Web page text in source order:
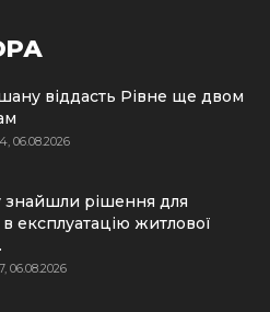
віддасть Рівне ще двом
06.08.2026
знайшли рішення для
експлуатацію житлової
06.08.2026